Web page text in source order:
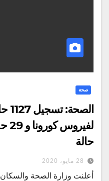
صحة
حالة
28 مايو، 2020
أعلنت وزارة الصحة